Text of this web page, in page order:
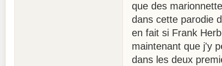
que des
dans cette parodie
en fait si Frank
maintenant que j'y
dans les deux